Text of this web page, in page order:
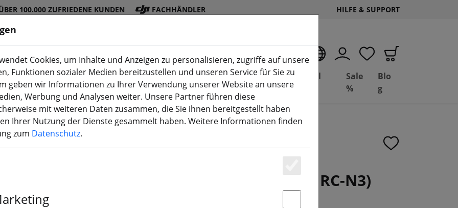
100.000 ZUFRIEDENE KUNDEN FACHHÄNDLER HILFE & SUPPORT
DJI
Shop
Akku
s
Propelle
r
Zubehö
r
3D
Druck(aktuelle Seite)
Deal
Depot
Basil
Sale
%
Blo
g
DJI Mini 5 Pro Drohne (DJI RC-N3)
Cookies, um Inhalte und Anzeigen zu personalisieren, zugriffe auf unsere
Funktionen sozialer Medien bereitzustellen und unseren Service für Sie zu
geben wir Informationen zu Ihrer Verwendung unserer Website an unsere
Werbung und Analysen weiter. Unsere Partner führen diese
mit weiteren Daten zusammen, die Sie ihnen bereitgestellt haben
Ihrer Nutzung der Dienste gesammelt haben. Weitere Informationen finden
zum Datenschutz.
Essenziell